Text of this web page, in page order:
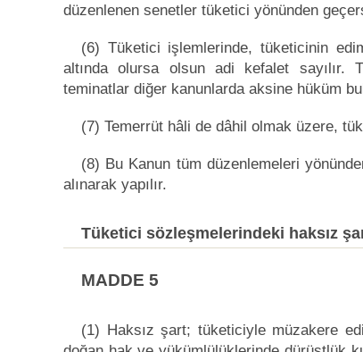
düzenlenen senetler tüketici yönünden
(6) Tüketici işlemlerinde, tüketicinin
altında olursa olsun adi kefalet sayılır.
teminatlar diğer kanunlarda aksine hüküm
(7) Temerrüt hâli de dâhil olmak üzere,
(8) Bu Kanun tüm düzenlemeleri
alınarak yapılır.
Tüketici sözleşmelerindeki haksız
MADDE 5
(1) Haksız şart; tüketiciyle müzakere